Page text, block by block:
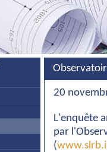
20
L'enquête
par
(